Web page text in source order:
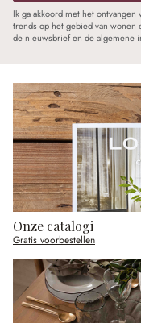
Ik ga akkoord met het
trends op het gebied van
de nieuwsbrief en de algemene
Onze catalogi
Gratis voorbestellen